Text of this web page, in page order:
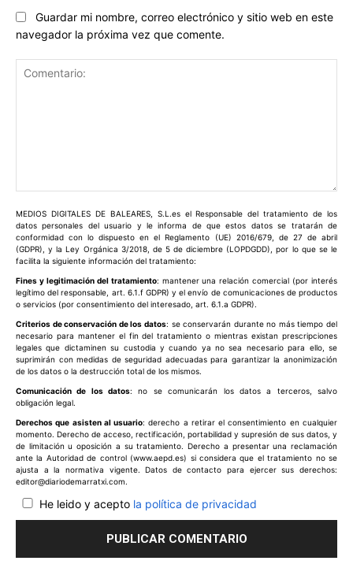
Guardar mi nombre, correo electrónico y sitio web en este
navegador la próxima vez que comente.
MEDIOS DIGITALES DE BALEARES, S.L.es el Responsable del tratamiento de los
datos personales del usuario y le informa de que estos datos se tratarán de
conformidad con lo dispuesto en el Reglamento (UE) 2016/679, de 27 de abril
(GDPR), y la Ley Orgánica 3/2018, de 5 de diciembre (LOPDGDD), por lo que se le
facilita la siguiente información del tratamiento:
Fines y legitimación del tratamiento: mantener una relación comercial (por interés
legítimo del responsable, art. 6.1.f GDPR) y el envío de comunicaciones de productos
o servicios (por consentimiento del interesado, art. 6.1.a GDPR).
Criterios de conservación de los datos: se conservarán durante no más tiempo del
necesario para mantener el fin del tratamiento o mientras existan prescripciones
legales que dictaminen su custodia y cuando ya no sea necesario para ello, se
suprimirán con medidas de seguridad adecuadas para garantizar la anonimización
de los datos o la destrucción total de los mismos.
Comunicación de los datos: no se comunicarán los datos a terceros, salvo
obligación legal.
Derechos que asisten al usuario: derecho a retirar el consentimiento en cualquier
momento. Derecho de acceso, rectificación, portabilidad y supresión de sus datos, y
de limitación u oposición a su tratamiento. Derecho a presentar una reclamación
ante la Autoridad de control (www.aepd.es) si considera que el tratamiento no se
ajusta a la normativa vigente. Datos de contacto para ejercer sus derechos:
editor@diariodemarratxi.com.
He leido y acepto la política de privacidad